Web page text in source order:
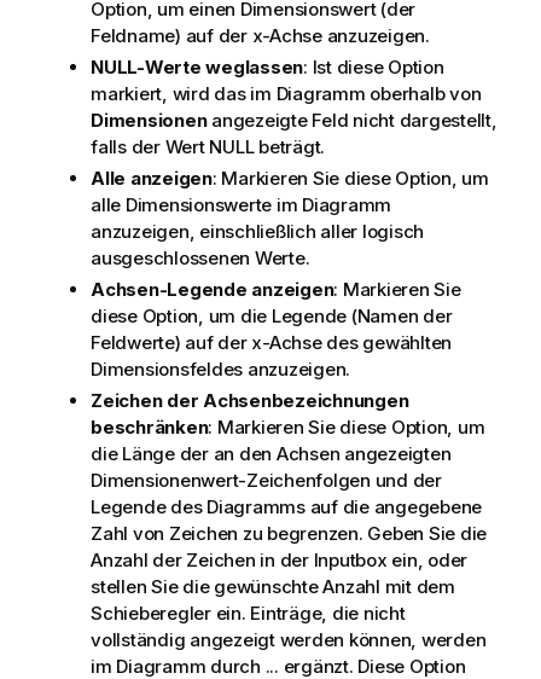
Option, um einen Dimensionswert (der
Feldname) auf der x-Achse anzuzeigen.
NULL-Werte weglassen: Ist diese Option
markiert, wird das im Diagramm oberhalb von
Dimensionenangezeigte Feld nicht dargestellt,
falls der Wert NULL beträgt.
Alle anzeigen: Markieren Sie diese Option, um
alle Dimensionswerte im Diagramm
anzuzeigen, einschließlich aller logisch
ausgeschlossenen Werte.
Achsen-Legende anzeigen: Markieren Sie
diese Option, um die Legende (Namen der
Feldwerte) auf der x-Achse des gewählten
Dimensionsfeldes anzuzeigen.
Zeichen der Achsenbezeichnungen
beschränken: Markieren Sie diese Option, um
die Länge der an den Achsen angezeigten
Dimensionenwert-Zeichenfolgen und der
Legende des Diagramms auf die angegebene
Zahl von Zeichen zu begrenzen. Geben Sie die
Anzahl der Zeichen in der Inputbox ein, oder
stellen Sie die gewünschte Anzahl mit dem
Schieberegler ein. Einträge, die nicht
vollständig angezeigt werden können, werden
im Diagramm durch ... ergänzt. Diese Option